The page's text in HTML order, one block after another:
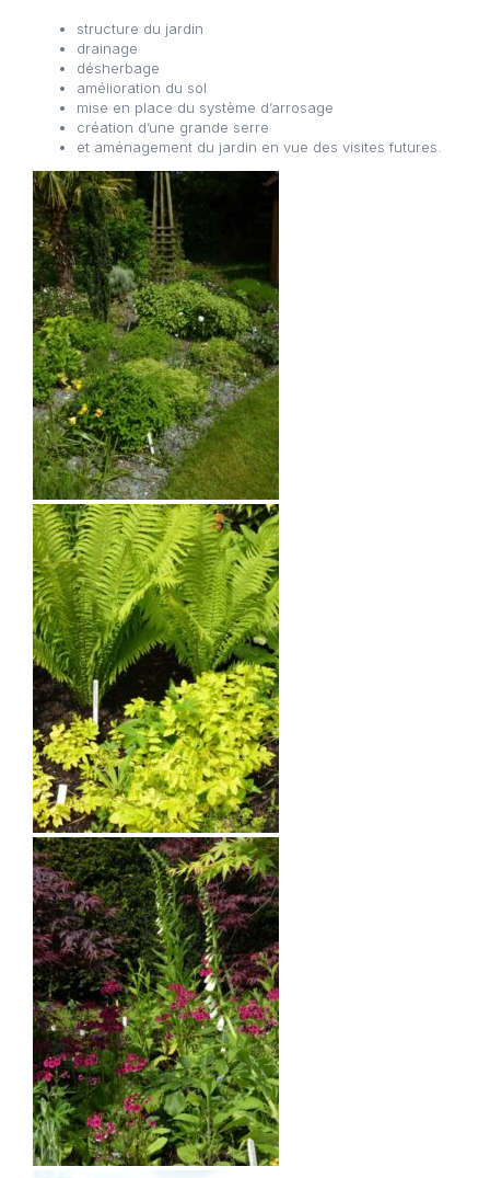
structure du jardin
drainage
désherbage
amélioration du sol
mise en place du système d’arrosage
création d’une grande serre
et aménagement du jardin en vue des visites futures.